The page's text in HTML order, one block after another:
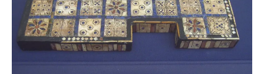
If you like movies, words and
mind games, then this is the
book for you. Take the
challenge of creating your